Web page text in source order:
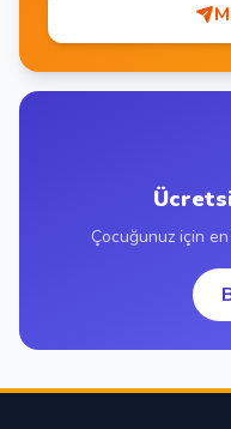
Çocuğunuz için